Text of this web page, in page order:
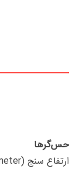
حس‌گرها